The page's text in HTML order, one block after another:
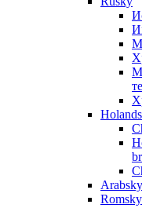
Arabsky
Romsky